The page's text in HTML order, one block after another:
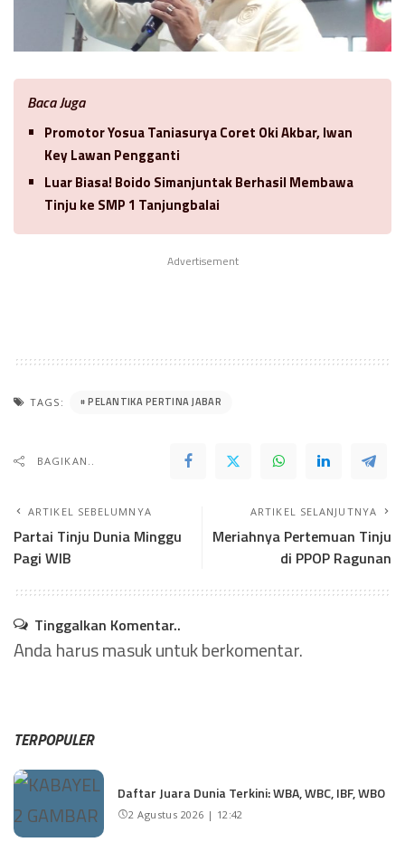
Baca Juga
Promotor Yosua Taniasurya Coret Oki Akbar, Iwan
Key Lawan Pengganti
Luar Biasa! Boido Simanjuntak Berhasil Membawa
Tinju ke SMP 1 Tanjungbalai
Advertisement
TAGS: PELANTIKA PERTINA JABAR
BAGIKAN..
ARTIKEL SEBELUMNYA
Partai Tinju Dunia Minggu
Pagi WIB
ARTIKEL SELANJUTNYA
Meriahnya Pertemuan Tinju
di PPOP Ragunan
Tinggalkan Komentar..
Anda harusmasukuntuk berkomentar.
TERPOPULER
Daftar Juara Dunia Terkini: WBA, WBC, IBF, WBO
2 Agustus 2026 | 12:42